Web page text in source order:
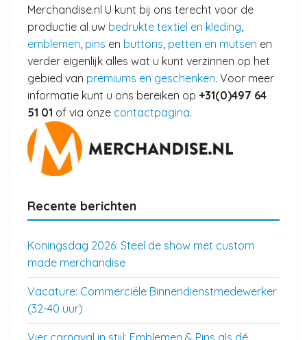
Merchandise.nl U kunt bij ons terecht voor de
productie al uw bedrukte textiel en kleding,
emblemen, pins en buttons, petten en mutsen en
verder eigenlijk alles wat u kunt verzinnen op het
gebied van premiums en geschenken. Voor meer
informatie kunt u ons bereiken op +31(0)497 64
51 01 of via onze contactpagina.
Recente berichten
Koningsdag 2026: Steel de show met custom
made merchandise
Vacature: Commerciële Binnendienstmedewerker
(32-40 uur)
Vier carnaval in stijl: Emblemen & Pins als dé